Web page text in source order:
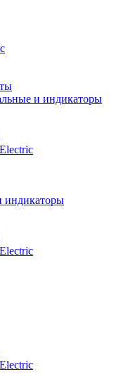
и индикаторы
индикаторы